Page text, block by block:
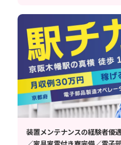
装置メンテナンスの経験者優